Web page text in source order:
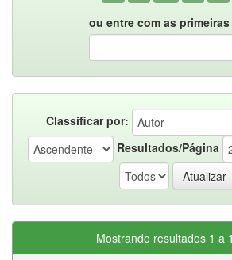
ou entre com as
Classificar por:
Resultados/Página
Mostrando resultados 1 a